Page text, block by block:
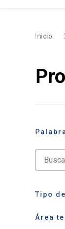
Inicio
Tipo
Área